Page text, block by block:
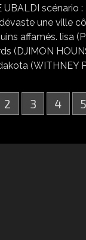
UBALDI
une ville
affamés. lisa
(DJIMON
(WITHNEY
2 3 4